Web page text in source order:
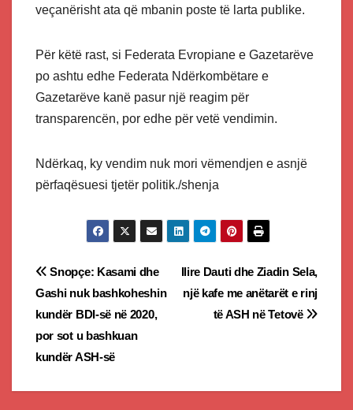
veçanërisht ata që mbanin poste të larta publike.
Për këtë rast, si Federata Evropiane e Gazetarëve
po ashtu edhe Federata Ndërkombëtare e
Gazetarëve kanë pasur një reagim për
transparencën, por edhe për vetë vendimin.
Ndërkaq, ky vendim nuk mori vëmendjen e asnjë
përfaqësuesi tjetër politik./shenja
Post
navigation
Ilire Dauti dhe Ziadin Sela,
një kafe me anëtarët e rinj
të ASH në Tetovë
Snopçe: Kasami dhe
Gashi nuk bashkoheshin
kundër BDI-së në 2020,
por sot u bashkuan
kundër ASH-së